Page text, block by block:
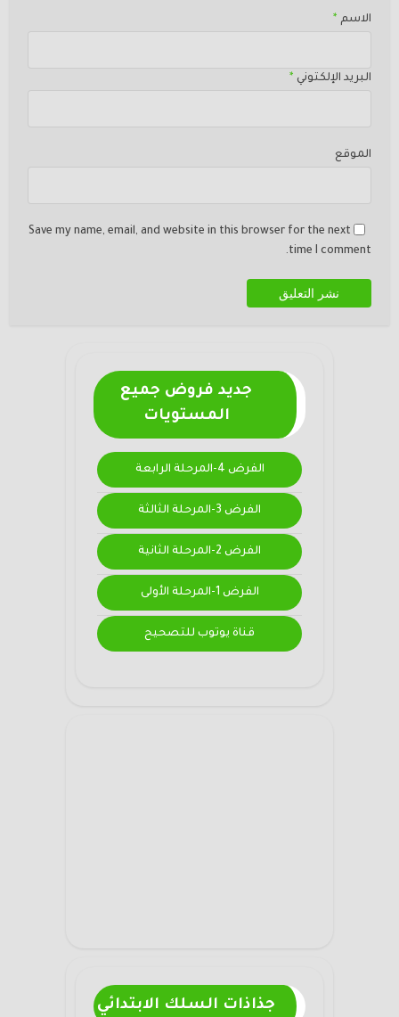
الاسم *
البريد الإلكتوني *
الموقع
Save my name, email, and website in this browser for the next
time I comment.
جديد فروض جميع
المستويات
الفرض 4-المرحلة الرابعة
الفرض 3-المرحلة الثالثة
الفرض 2-المرحلة الثانية
الفرض 1-المرحلة الأولى
قناة يوتوب للتصحيح
جذاذات السلك الابتدائي